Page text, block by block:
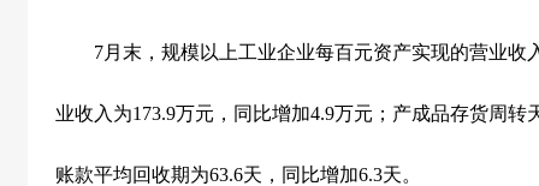
7月末，规模以上工业企业每百元资产实现的营业收
业收入为173.9万元，同比增加4.9万元；产成品存货周转
账款平均回收期为63.6天，同比增加6.3天。